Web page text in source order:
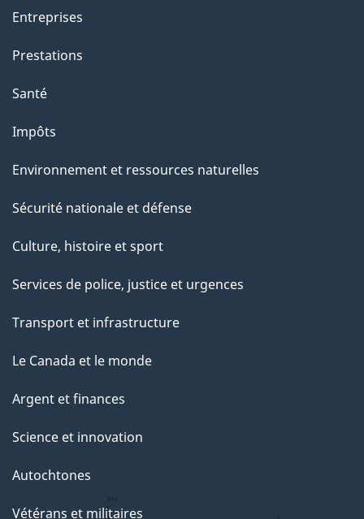
Entreprises
Prestations
Santé
Impôts
Environnement et ressources naturelles
Sécurité nationale et défense
Culture, histoire et sport
Services de police, justice et urgences
Transport et infrastructure
Le Canada et le monde
Argent et finances
Science et innovation
Autochtones
Vétérans et militaires